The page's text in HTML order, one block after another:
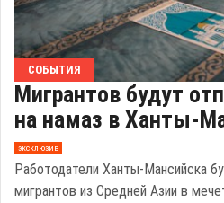
СОБЫТИЯ
Мигрантов будут
на намаз в Ханты-
эксклюзив
Работодатели Ханты-Мансийска
мигрантов из Средней Азии в